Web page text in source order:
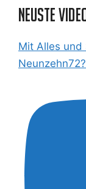
Neuste
Mit Alles